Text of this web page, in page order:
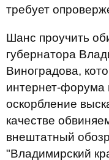
требует
Шанс проучить
губернатора
Виноградова,
интернет-форума
оскорбление
качестве
внештатный
"Владимирский